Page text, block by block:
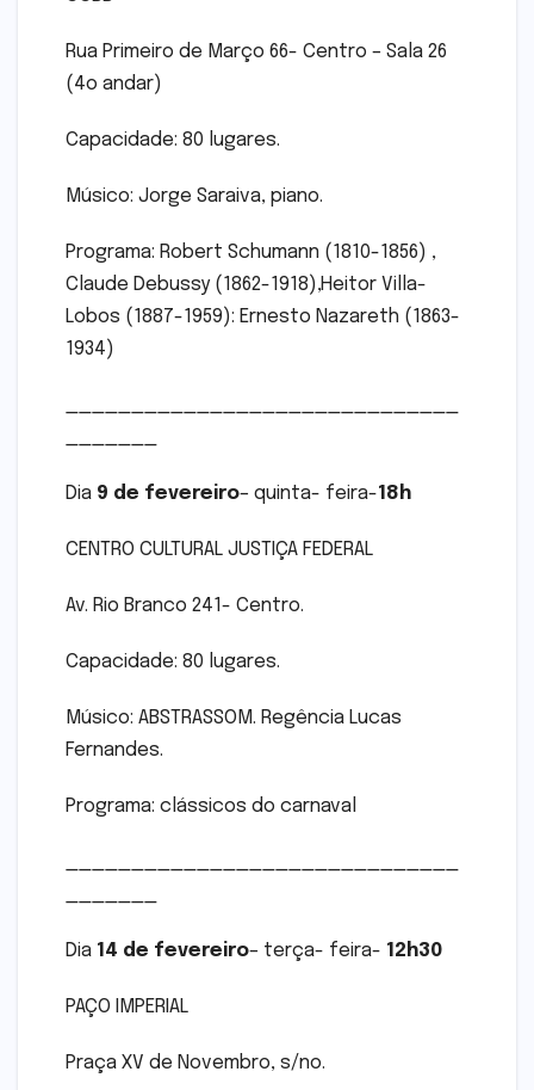
Rua Primeiro de Março 66- Centro – Sala 26
(4o andar)
Capacidade: 80 lugares.
Músico: Jorge Saraiva, piano.
Programa: Robert Schumann (1810-1856) ,
Claude Debussy (1862-1918),Heitor Villa-
Lobos (1887-1959): Ernesto Nazareth (1863-
1934)
Dia 9 de fevereiro– quinta- feira-18h
CENTRO CULTURAL JUSTIÇA FEDERAL
Av. Rio Branco 241- Centro.
Capacidade: 80 lugares.
Músico: ABSTRASSOM. Regência Lucas
Fernandes.
Programa: clássicos do carnaval
Dia 14 de fevereiro– terça- feira- 12h30
PAÇO IMPERIAL
Praça XV de Novembro, s/no.